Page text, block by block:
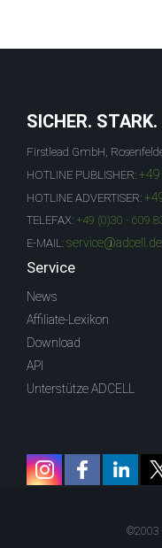
SICHER.
Firstlead GmbH,
HOTLINE PUBLISHER: +49
HOTLINE ADVERTISER:
TELEFAX: +49 (0)30 - 609
E-MAIL: service@adcell.de
Service
News
Affiliate-Lexikon
Download
API
Unterstütze ADCELL
©2003